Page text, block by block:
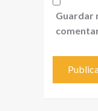
Guardar